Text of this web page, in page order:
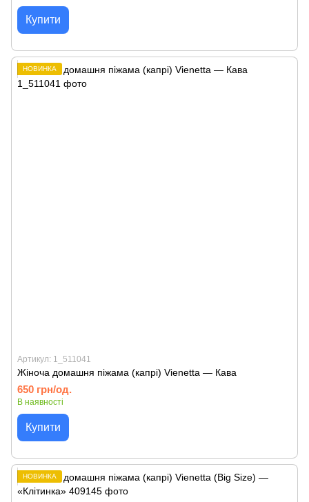
Купити
НОВИНКА
Артикул: 1_511041
Жіноча домашня піжама (капрі) Vienetta — Кава
650 грн/од.
В наявності
Купити
НОВИНКА